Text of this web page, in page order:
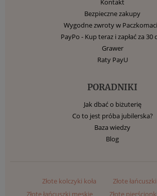
Kontakt
Bezpieczne zakupy
Wygodne zwroty w
PayPo - Kup teraz i zapłać za 30
Grawer
Raty PayU
PORADNIKI
Jak dbać o biżuterię
Co to jest próba jubilerska?
Baza wiedzy
Blog
Złote kolczyki koła
Złote
Złote łańcuszki męskie
Złote